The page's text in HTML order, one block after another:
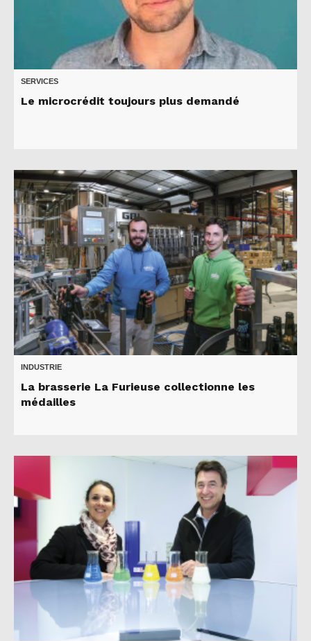
SERVICES
Le microcrédit toujours plus demandé
INDUSTRIE
La brasserie La Furieuse collectionne les
médailles